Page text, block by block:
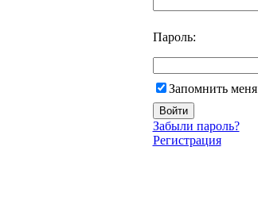
Пароль:
Запомнить меня
Забыли пароль?
Регистрация